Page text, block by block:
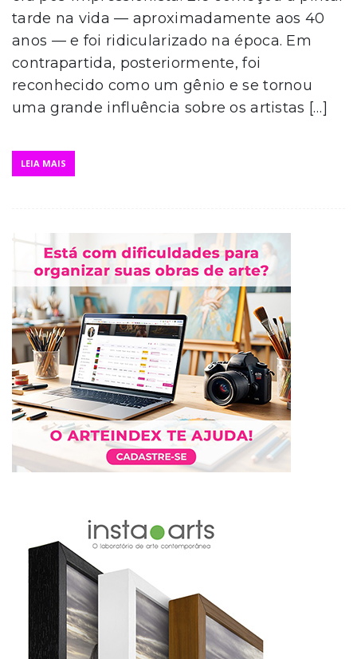
tarde na vida — aproximadamente aos 40
anos — e foi ridicularizado na época. Em
contrapartida, posteriormente, foi
reconhecido como um gênio e se tornou
uma grande influência sobre os artistas […]
LEIA MAIS